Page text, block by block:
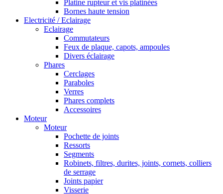
Platine rupteur et vis platinées
Bornes haute tension
Electricité / Eclairage
Eclairage
Commutateurs
Feux de plaque, capots, ampoules
Divers éclairage
Phares
Cerclages
Paraboles
Verres
Phares complets
Accessoires
Moteur
Moteur
Pochette de joints
Ressorts
Segments
Robinets, filtres, durites, joints, cornets, colliers
de serrage
Joints papier
Visserie